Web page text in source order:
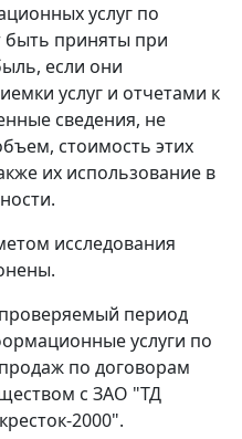
услуг по
быть приняты при
если они
услуг и отчетами к
сведения, не
стоимость этих
их использование в
исследования
период
услуги по
по договорам
с ЗАО "ТД
2000".